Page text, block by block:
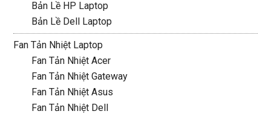
Bản Lề HP Laptop
Bản Lề Dell Laptop
Fan Tản Nhiệt Laptop
Fan Tản Nhiệt Acer
Fan Tản Nhiệt Gateway
Fan Tản Nhiệt Asus
Fan Tản Nhiệt Dell